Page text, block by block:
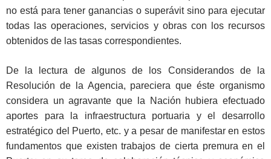
no está para tener ganancias o superávit sino para ejecutar
todas las operaciones, servicios y obras con los recursos
obtenidos de las tasas correspondientes.
De la lectura de algunos de los Considerandos de la
Resolución de la Agencia, pareciera que éste organismo
considera un agravante que la Nación hubiera efectuado
aportes para la infraestructura portuaria y el desarrollo
estratégico del Puerto, etc. y a pesar de manifestar en estos
fundamentos que existen trabajos de cierta premura en el